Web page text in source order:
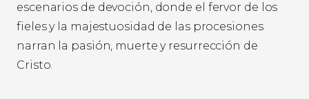
escenarios de devoción, donde el fervor de los
fieles y la majestuosidad de las procesiones
narran la pasión, muerte y resurrección de
Cristo.